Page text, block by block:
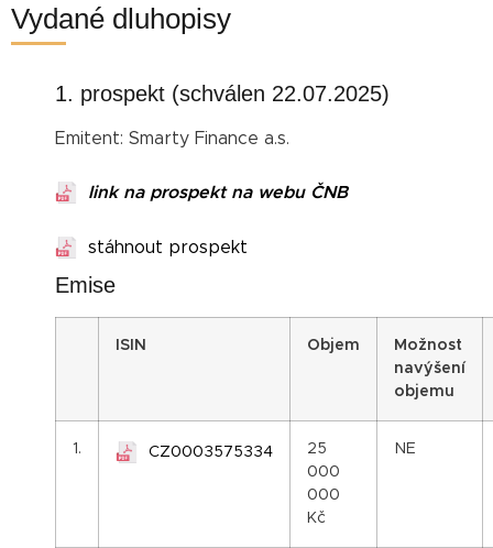
Vydané dluhopisy
1. prospekt (schválen 22.07.2025)
Emitent: Smarty Finance a.s.
link na prospekt na webu ČNB
stáhnout prospekt
Emise
SIN Objem
Možnost
navýšení
objemu
1. CZ0003575334
25
000
000
Kč
NE